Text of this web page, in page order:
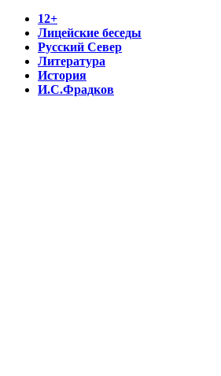
12+
Лицейские беседы
Русский Север
Литература
История
И.С.Фрадков